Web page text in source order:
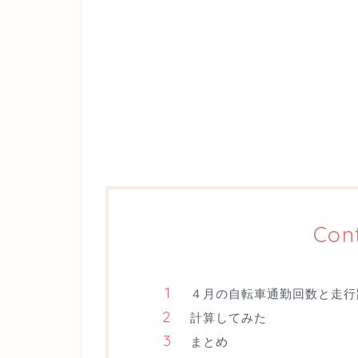
４月の自転車通勤回数と走
計算してみた
まとめ